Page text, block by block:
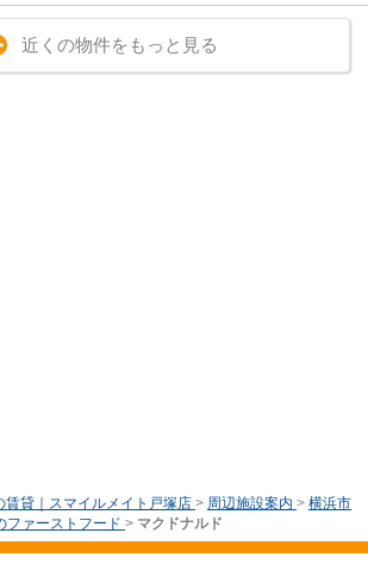
近くの物件をもっと見る
賃貸｜スマイルメイト戸塚店 > 周辺施設案内 > 横浜市
ファーストフード > マクドナルド